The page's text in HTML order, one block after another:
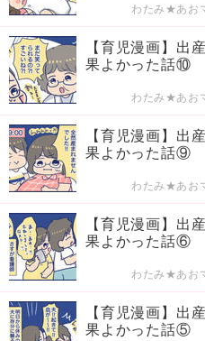
わたみ★あお
【育児漫画】出
果よかった話⑩
わたみ★あお
【育児漫画】出
果よかった話⑨
わたみ★あお
【育児漫画】出
果よかった話⑥
わたみ★あお
【育児漫画】出
果よかった話⑤